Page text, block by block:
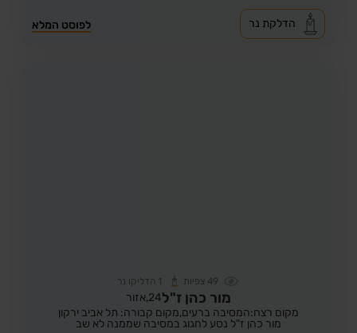
לפוסט המלא הדלקת נר
49 צפיות 1 הדליקו נר
מור כהן ז"ל24, אזור
מקום רצח:המסיבה ברעים,מקום קבורה: תל אביב ירקון
מור כהן ז"ל נסע לחגוג במסיבה שממנה לא שב